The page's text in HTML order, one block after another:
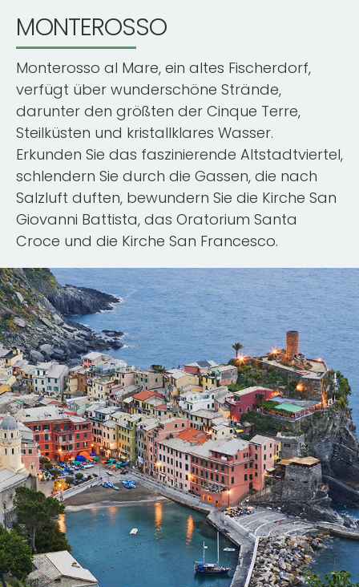
MONTEROSSO
Monterosso al Mare, ein altes Fischerdorf,
verfügt über wunderschöne Strände,
darunter den größten der Cinque Terre,
Steilküsten und kristallklares Wasser.
Erkunden Sie das faszinierende Altstadtviertel,
schlendern Sie durch die Gassen, die nach
Salzluft duften, bewundern Sie die Kirche San
Giovanni Battista, das Oratorium Santa
Croce und die Kirche San Francesco.